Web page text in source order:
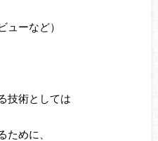
ーなど）
技術としては
めに、